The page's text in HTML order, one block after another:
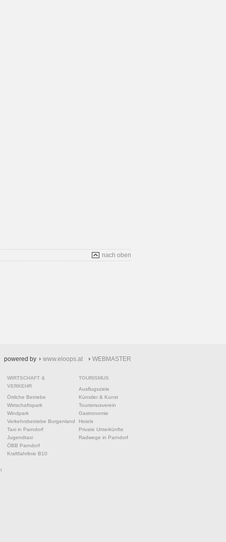
nach oben
powered by www.eloops.at WEBMASTER
WIRTSCHAFT &
VERKEHR
Örtliche Betriebe
Wirtschaftspark
Windpark
Verkehrsbetriebe Burgenland
Taxi in Parndorf
Jugendtaxi
ÖBB Parndorf
Kraftfahrlinie B10
TOURISMUS
Ausflugsziele
Künstler & Kunst
Tourismusverein
Gastronomie
Hotels
Private Unterkünfte
Radwege in Parndorf